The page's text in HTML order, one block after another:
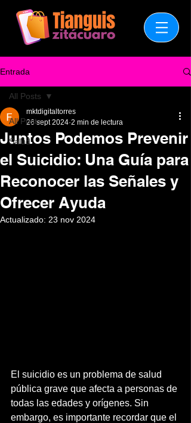
Entrada
All Posts
Salud
All Posts
Juntos Podemos Prevenir
el Suicidio: Una Guía para
Reconocer las Señales y
Ofrecer Ayuda
mktdigitaltorres
26 sept 2024 2 min de lectura
Actualizado: 23 nov 2024
El suicidio es un problema de salud
pública grave que afecta a personas de
todas las edades y orígenes. Sin
embargo, es importante recordar que el